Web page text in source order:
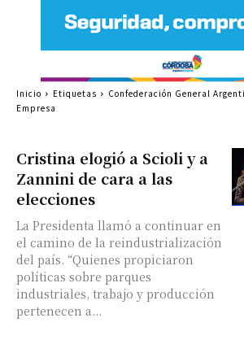
Cristina elogió a Scioli y a
Zannini de cara a las
elecciones
La Presidenta llamó a continuar en
el camino de la reindustrialización
del país. “Quienes propiciaron
políticas sobre parques
industriales, trabajo y producción
pertenecen a...
Inicio Etiquetas
Confederación General
Empresa